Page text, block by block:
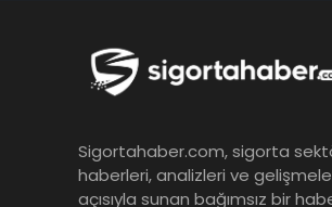
Sigortahaber.com, sigorta
haberleri, analizleri ve
açısıyla sunan bağımsız bir